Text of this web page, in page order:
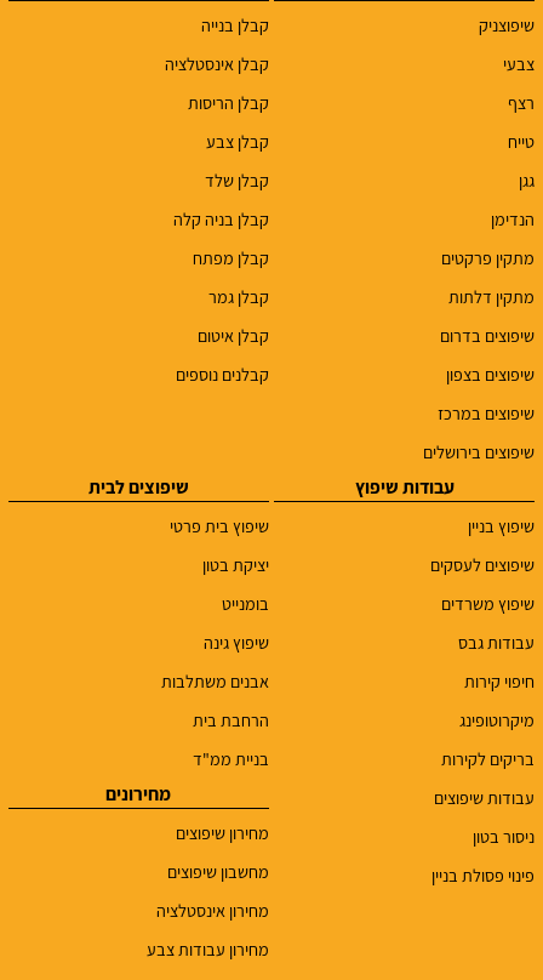
שיפוצניק
צבעי
רצף
טייח
גגן
הנדימן
מתקין פרקטים
מתקין דלתות
שיפוצים בדרום
שיפוצים בצפון
שיפוצים במרכז
שיפוצים בירושלים
קבלן בנייה
קבלן אינסטלציה
קבלן הריסות
קבלן צבע
קבלן שלד
קבלן בניה קלה
קבלן מפתח
קבלן גמר
קבלן איטום
קבלנים נוספים
עבודות שיפוץ
שיפוץ בניין
שיפוצים לעסקים
שיפוץ משרדים
עבודות גבס
חיפוי קירות
מיקרוטופינג
בריקים לקירות
עבודות שיפוצים
ניסור בטון
פינוי פסולת בניין
שיפוצים לבית
שיפוץ בית פרטי
יציקת בטון
בומנייט
שיפוץ גינה
אבנים משתלבות
הרחבת בית
בניית ממ"ד
מחירונים
מחירון שיפוצים
מחשבון שיפוצים
מחירון אינסטלציה
מחירון עבודות צבע